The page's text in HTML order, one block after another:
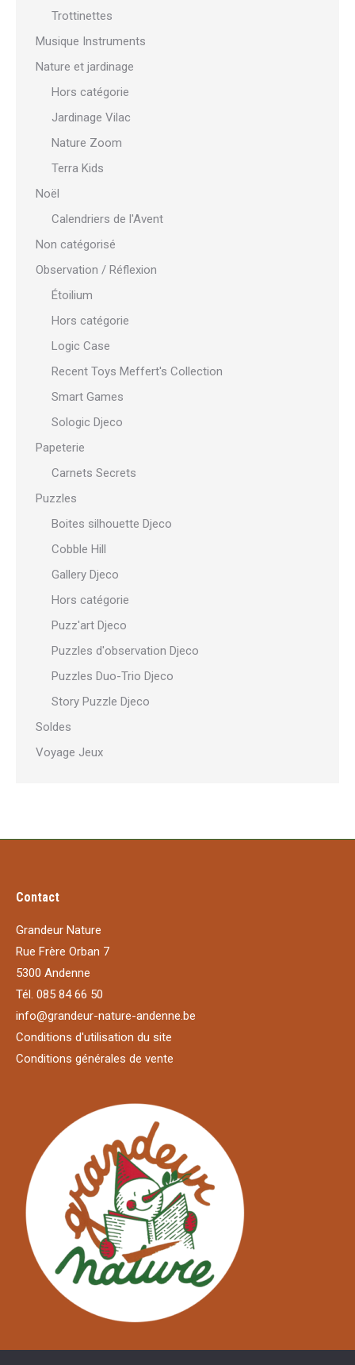
Trottinettes
Musique Instruments
Nature et jardinage
Hors catégorie
Jardinage Vilac
Nature Zoom
Terra Kids
Noël
Calendriers de l'Avent
Non catégorisé
Observation / Réflexion
Étoilium
Hors catégorie
Logic Case
Recent Toys Meffert's Collection
Smart Games
Sologic Djeco
Papeterie
Carnets Secrets
Puzzles
Boites silhouette Djeco
Cobble Hill
Gallery Djeco
Hors catégorie
Puzz'art Djeco
Puzzles d'observation Djeco
Puzzles Duo-Trio Djeco
Story Puzzle Djeco
Soldes
Voyage Jeux
Contact
Grandeur Nature
Rue Frère Orban 7
5300 Andenne
Tél. 085 84 66 50
info@grandeur-nature-andenne.be
Conditions d'utilisation du site
Conditions générales de vente